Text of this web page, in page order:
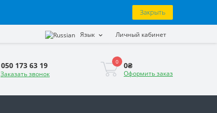
Закрыть
Язык Личный кабинет
050 173 63 19
Заказать звонок
0 0₴
Оформить заказ